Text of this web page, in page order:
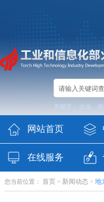
关键字： 企业
网站首页
在线服务
您当前位置： 首页 > 新闻动态 > 地